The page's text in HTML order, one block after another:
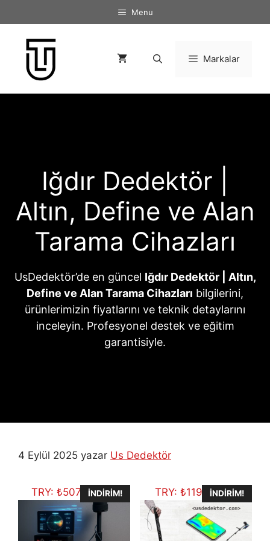
atla
Menu
Markalar
Iğdır Dedektör |
Altın, Define ve Alan
Tarama Cihazları
UsDedektör’de en güncel Iğdır Dedektör | Altın,
Define ve Alan Tarama Cihazları bilgilerini,
ürünlerimizin fiyatlarını ve teknik detaylarını
inceleyin. Profesyonel destek ve eğitim
garantisiyle.
4 Eylül 2025 yazar Us Dedektör
TRY:₺507.704,75
İNDIRIM! TRY: ₺119.434,11
İNDIRIM!